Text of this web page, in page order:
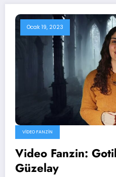
Ocak 19, 2023
VIDEO FANZIN
Video Fanzin:
Güzelay